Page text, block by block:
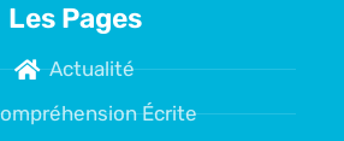
Les Pages
Actualité
Écrite